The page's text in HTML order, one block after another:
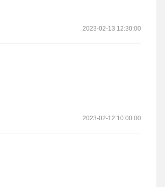
2023-02-13 12:30:00
2023-02-12 10:00:00